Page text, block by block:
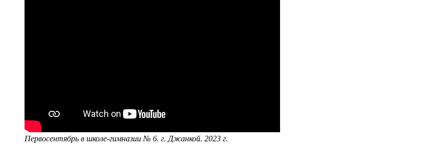
Первосентябрь в школе-гимназии № 6. г. Джанкой. 2023 г.